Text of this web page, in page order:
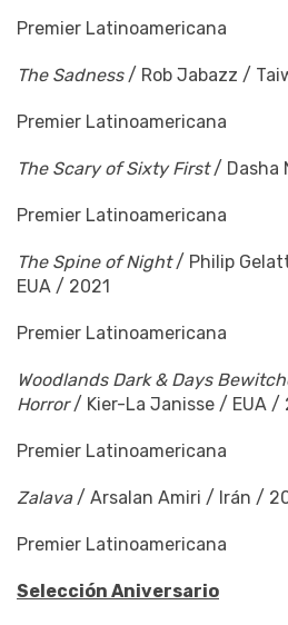
Premier Latinoamericana
The Sadness/ Rob Jabazz /
Premier Latinoamericana
The Scary of Sixty First/ Dasha
Premier Latinoamericana
The Spine of Night/ Philip
EUA / 2021
Premier Latinoamericana
Woodlands Dark & Days
Horror/ Kier-La Janisse / EUA /
Premier Latinoamericana
Zalava / Arsalan Amiri / Irán /
Premier Latinoamericana
Selección Aniversario